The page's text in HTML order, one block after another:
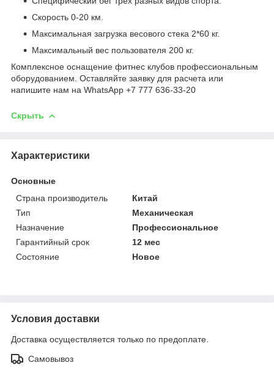
Скорость 0-20 км.
Максимальная загрузка весового стека 2*60 кг.
Максимальный вес пользователя 200 кг.
Комплексное оснащение фитнес клубов профессиональным
оборудованием. Оставляйте заявку для расчета или
напишите нам на WhatsApp +7 777 636-33-20
Скрыть
Характеристики
Основные
Страна производитель
Китай
Тип
Механическая
Назначение
Профессиональное
Гарантийный срок
12 мес
Состояние
Новое
Условия доставки
Доставка осуществляется только по предоплате.
Самовывоз